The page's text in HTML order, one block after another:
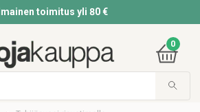
Ilmainen toimitus yli 80 €
0